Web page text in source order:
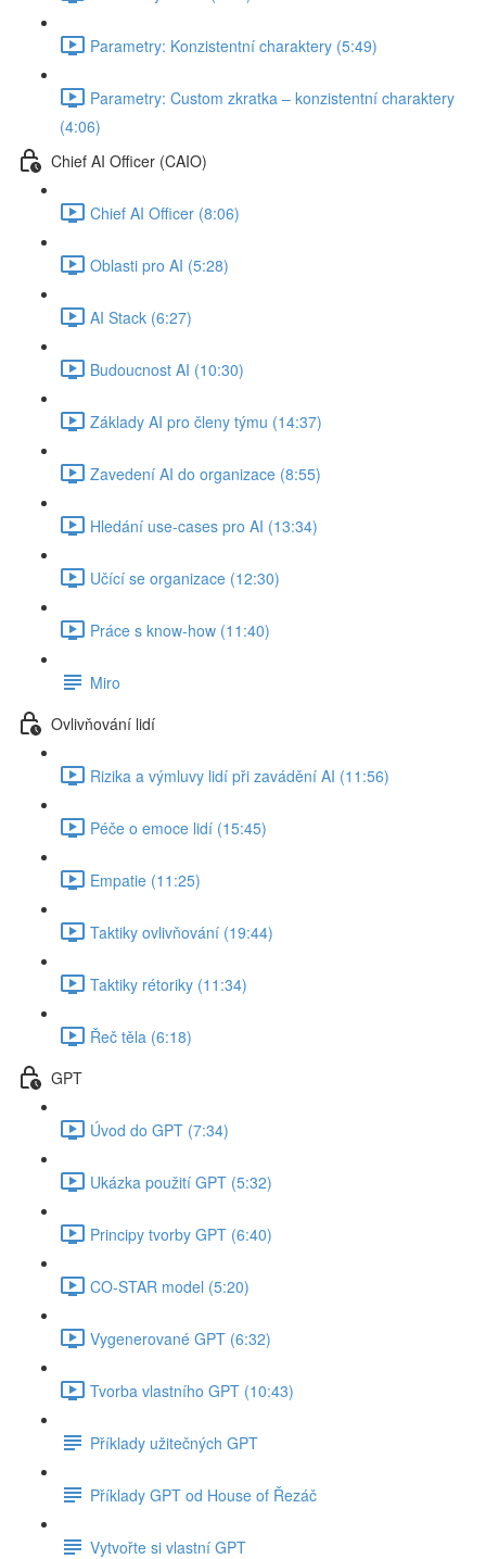
Parametry: Konzistentní charaktery (5:49)
Parametry: Custom zkratka –⁠⁠ konzistentní charaktery⁠⁠⁠⁠⁠⁠⁠⁠⁠⁠⁠⁠⁠⁠
(4:06)
Chief AI Officer (CAIO)
Chief AI Officer (8:06)
Oblasti pro AI (5:28)
AI Stack (6:27)
Budoucnost AI (10:30)
Základy AI pro členy týmu (14:37)
Zavedení AI do organizace (8:55)
Hledání use-cases pro AI (13:34)
Učící se organizace (12:30)
Práce s know-how (11:40)
Miro
Ovlivňování lidí
Rizika a výmluvy lidí při zavádění AI (11:56)
Péče o emoce lidí (15:45)
Empatie (11:25)
Taktiky ovlivňování (19:44)
Taktiky rétoriky (11:34)
Řeč těla (6:18)
GPT
Úvod do GPT (7:34)
Ukázka použití GPT (5:32)
Principy tvorby GPT (6:40)
CO-STAR model (5:20)
Vygenerované GPT (6:32)
Tvorba vlastního GPT (10:43)
Příklady užitečných GPT
Příklady GPT od House of Řezáč
Vytvořte si vlastní GPT